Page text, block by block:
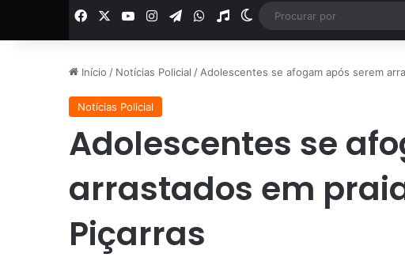
Facebook YouTubeInstagramTelegramWhatsApp
Rádio Switch skin
Início / Notícias Policial / Adolescentes se afogam após serem
Notícias Policial
Adolescentes se
arrastados em
Piçarras